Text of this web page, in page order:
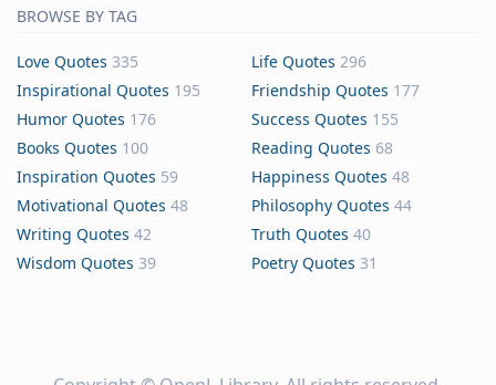
BROWSE BY TAG
Love Quotes 335 Life Quotes 296
Inspirational Quotes 195 Friendship Quotes 177
Humor Quotes 176 Success Quotes 155
Books Quotes 100 Reading Quotes 68
Inspiration Quotes 59 Happiness Quotes 48
Motivational Quotes 48 Philosophy Quotes 44
Writing Quotes 42 Truth Quotes 40
Wisdom Quotes 39 Poetry Quotes 31